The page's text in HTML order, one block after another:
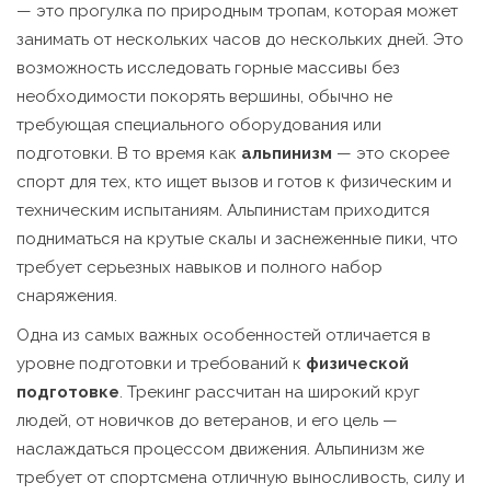
— это прогулка по природным тропам, которая может
занимать от нескольких часов до нескольких дней. Это
возможность исследовать горные массивы без
необходимости покорять вершины, обычно не
требующая специального оборудования или
подготовки. В то время как альпинизм — это скорее
спорт для тех, кто ищет вызов и готов к физическим и
техническим испытаниям. Альпинистам приходится
подниматься на крутые скалы и заснеженные пики, что
требует серьезных навыков и полного набор
снаряжения.
Одна из самых важных особенностей отличается в
уровне подготовки и требований к физической
подготовке. Трекинг рассчитан на широкий круг
людей, от новичков до ветеранов, и его цель —
наслаждаться процессом движения. Альпинизм же
требует от спортсмена отличную выносливость, силу и